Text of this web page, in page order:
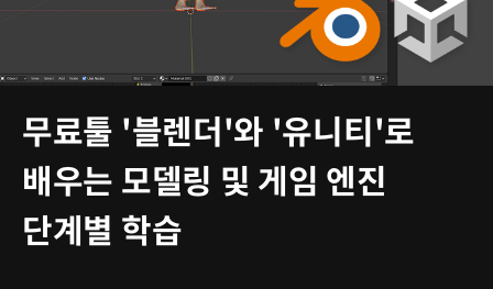
무료툴 '블렌더'와 '유니티'로
배우는 모델링 및 게임 엔진
단계별 학습